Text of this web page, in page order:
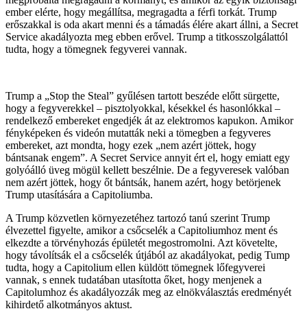
ember elérte, hogy megállítsa, megragadta a férfi torkát. Trump
erőszakkal is oda akart menni és a támadás élére akart állni, a Secret
Service akadályozta meg ebben erővel. Trump a titkosszolgálattól
tudta, hogy a tömegnek fegyverei vannak.
Trump a „Stop the Steal” gyűlésen tartott beszéde előtt sürgette,
hogy a fegyverekkel – pisztolyokkal, késekkel és hasonlókkal –
rendelkező embereket engedjék át az elektromos kapukon. Amikor
fényképeken és videón mutatták neki a tömegben a fegyveres
embereket, azt mondta, hogy ezek „nem azért jöttek, hogy
bántsanak engem”. A Secret Service annyit ért el, hogy emiatt egy
golyóálló üveg mögül kellett beszélnie. De a fegyveresek valóban
nem azért jöttek, hogy őt bántsák, hanem azért, hogy betörjenek
Trump utasítására a Capitoliumba.
A Trump közvetlen környezetéhez tartozó tanú szerint Trump
élvezettel figyelte, amikor a csőcselék a Capitoliumhoz ment és
elkezdte a törvényhozás épületét megostromolni. Azt követelte,
hogy távolítsák el a csőcselék útjából az akadályokat, pedig Tump
tudta, hogy a Capitolium ellen küldött tömegnek lőfegyverei
vannak, s ennek tudatában utasította őket, hogy menjenek a
Capitolumhoz és akadályozzák meg az elnökválasztás eredményét
kihirdető alkotmányos aktust.